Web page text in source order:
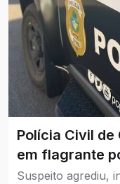
Polícia Civil de
em flagrante
Suspeito agrediu,